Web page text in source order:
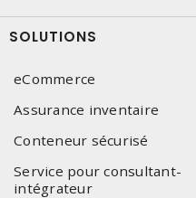
SOLUTIONS
eCommerce
Assurance inventaire
Conteneur sécurisé
Service pour consultant-
intégrateur